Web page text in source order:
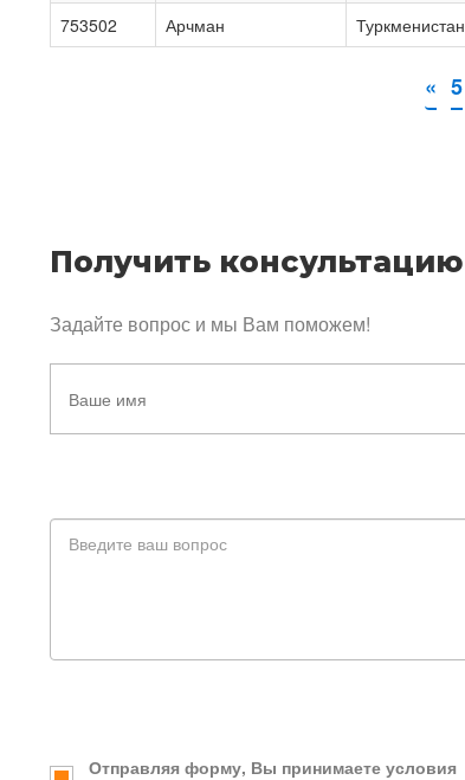
753502
Арчман Туркменистан
« 5
Получить консультацию
Задайте вопрос и мы Вам поможем!
Отправляя форму, Вы принимаете условия